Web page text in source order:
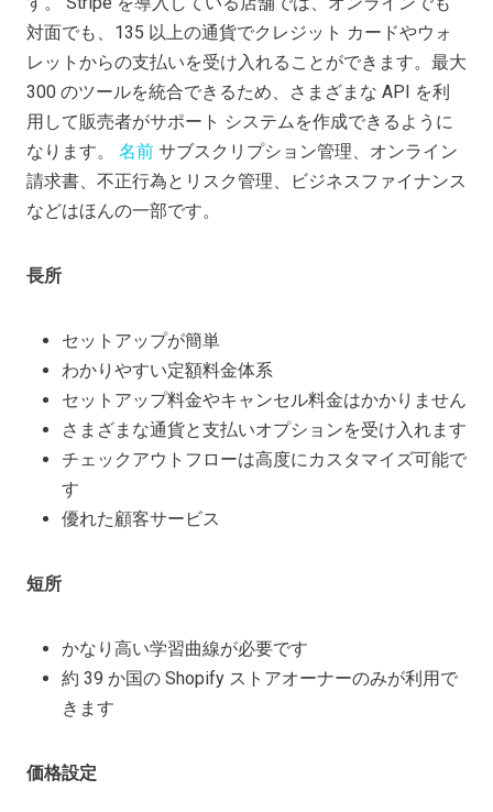
対面でも、135 以上の通貨でクレジット カードやウォ
レットからの支払いを受け入れることができます。最大
300 のツールを統合できるため、さまざまな API を利
用して販売者がサポート システムを作成できるように
なります。 名前 サブスクリプション管理、オンライン
請求書、不正行為とリスク管理、ビジネスファイナンス
などはほんの一部です。
長所
セットアップが簡単
わかりやすい定額料金体系
セットアップ料金やキャンセル料金はかかりません
さまざまな通貨と支払いオプションを受け入れます
チェックアウトフローは高度にカスタマイズ可能で
す
優れた顧客サービス
短所
かなり高い学習曲線が必要です
約 39 か国の Shopify ストアオーナーのみが利用で
きます
価格設定